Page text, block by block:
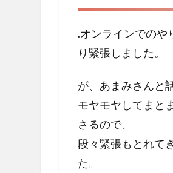
てい
かが
でし
か？
2
印象
的な
言葉
や発
.オンラインでのや
り緊張しました。
が、あまみさんと
モヤモヤしてまと
さるので、
段々緊張もとれて
た。